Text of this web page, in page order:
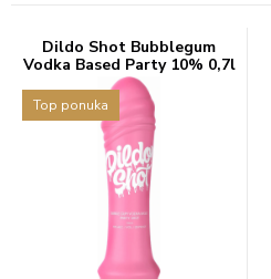
Dildo Shot Bubblegum
Vodka Based Party 10% 0,7l
Top ponuka